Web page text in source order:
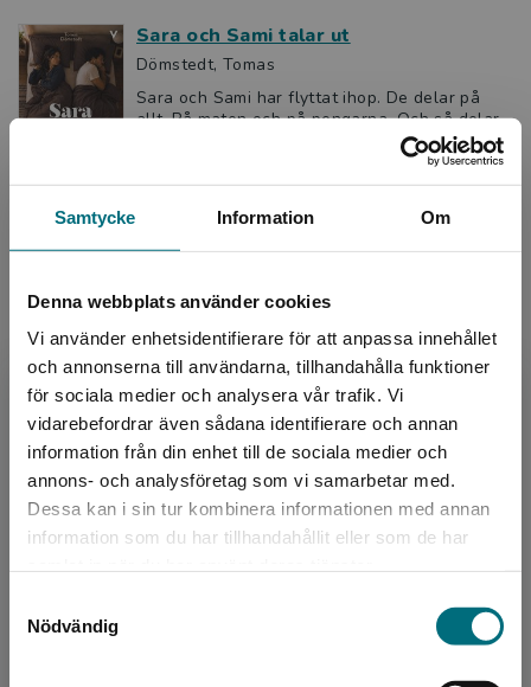
Samtycke Information Om
Denna webbplats använder cookies
Vi använder enhetsidentifierare för att anpassa innehållet
och annonserna till användarna, tillhandahålla funktioner
för sociala medier och analysera vår trafik. Vi
vidarebefordrar även sådana identifierare och annan
information från din enhet till de sociala medier och
annons- och analysföretag som vi samarbetar med.
Dessa kan i sin tur kombinera informationen med annan
information som du har tillhandahållit eller som de har
Nödvändig
Begränsad fraktregion
Det verkar som att du besöker
nyponochviljaforlag.se via en enhet utanför
Sverige. För att kunna slutföra ett köp måste
Sara och Sami talar ut
Dömstedt, Tomas
Sara och Sami har flyttat ihop. De delar på
allt. På maten och på pengarna. Och så delar
de så klart på varandra. Det är det finaste av
Exkl. moms: 151 kr
Sara och Sami slösar och sparar
Dömstedt, Tomas
Sara och Sami bor ihop. De älskar varandra,
men har olika sätt att se på pengar. Sara
slösar gärna och köper god mat och fina
kläder. Sami vill att...
160 krinkl. moms
Exkl. moms: 151 kr
Kommande